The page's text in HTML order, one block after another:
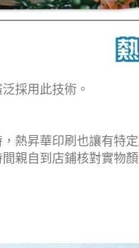
採用此技術。
熱昇華印刷也讓有特
親自到店鋪核對實物